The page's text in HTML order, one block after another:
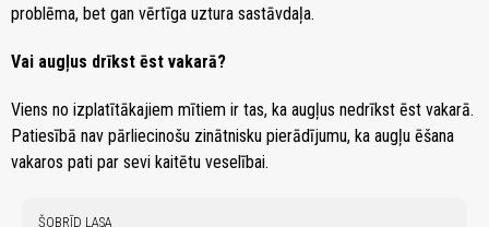
problēma, bet gan vērtīga uztura sastāvdaļa.
Vai augļus drīkst ēst vakarā?
Viens no izplatītākajiem mītiem ir tas, ka augļus nedrīkst ēst vakarā.
Patiesībā nav pārliecinošu zinātnisku pierādījumu, ka augļu ēšana
vakaros pati par sevi kaitētu veselībai.
ŠOBRĪD LASA